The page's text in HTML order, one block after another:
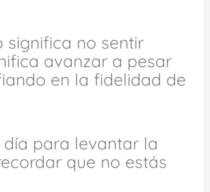
significa no sentir
avanzar a pesar
en la fidelidad de
día para levantar la
que no estás